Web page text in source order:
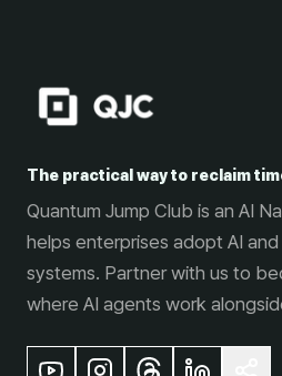
The practical way to reclaim
Quantum Jump Club is an AI
helps enterprises adopt AI
systems. Partner with us to
where AI agents work